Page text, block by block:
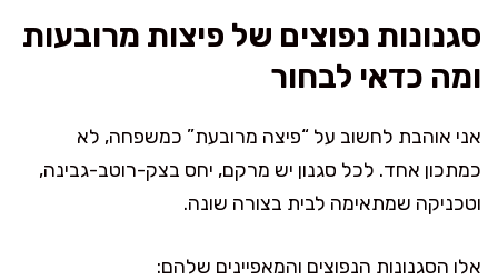
סגנונות נפוצים של פיצות מרובעות
ומה כדאי לבחור
אני אוהבת לחשוב על “פיצה מרובעת” כמשפחה, לא
כמתכון אחד. לכל סגנון יש מרקם, יחס בצק-רוטב-גבינה,
וטכניקה שמתאימה לבית בצורה שונה.
אלו הסגנונות הנפוצים והמאפיינים שלהם: